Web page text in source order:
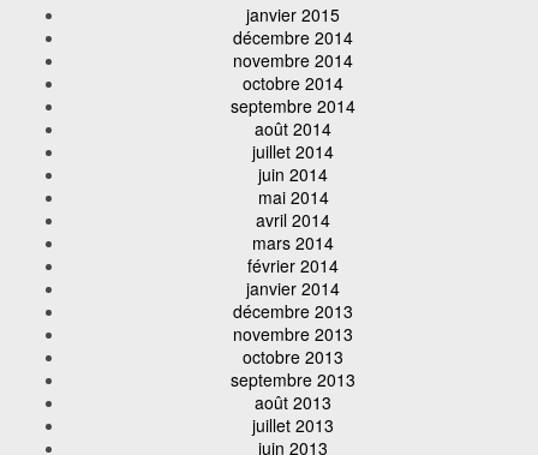
janvier 2015
décembre 2014
novembre 2014
octobre 2014
septembre 2014
août 2014
juillet 2014
juin 2014
mai 2014
avril 2014
mars 2014
février 2014
janvier 2014
décembre 2013
novembre 2013
octobre 2013
septembre 2013
août 2013
juillet 2013
juin 2013